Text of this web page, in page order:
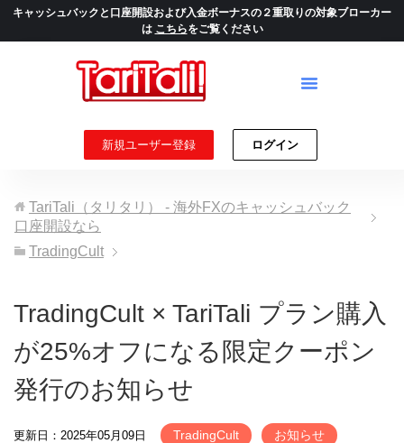
キャッシュバックと口座開設および入金ボーナスの２重取りの対象ブローカー
は こちらをご覧ください
新規ユーザー登録 ログイン
TariTali（タリタリ） - 海外FXのキャッシュバック
口座開設なら
TradingCult
TradingCult × TariTali プラン購入
が25%オフになる限定クーポン
発行のお知らせ
更新日：2025年05月09日 TradingCult お知らせ